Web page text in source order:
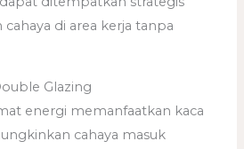
di area kerja tanpa
Glazing
energi memanfaatkan kaca
cahaya masuk